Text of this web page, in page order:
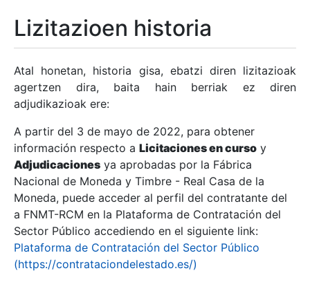
Erakutsi/Ezkutatu
Erakutsi/Ezkutatu
Erakutsi/Ezkutatu
Erakutsi/Ezkutatu
Lizitazioen historia
Atal honetan, historia gisa, ebatzi diren lizitazioak
agertzen dira, baita hain berriak ez diren
adjudikazioak ere:
A partir del 3 de mayo de 2022, para obtener
información respecto a Licitaciones en curso y
Adjudicaciones ya aprobadas por la Fábrica
Nacional de Moneda y Timbre - Real Casa de la
Moneda, puede acceder al perfil del contratante del
a FNMT-RCM en la Plataforma de Contratación del
Sector Público accediendo en el siguiente link:
Plataforma de Contratación del Sector Público
(https://contrataciondelestado.es/)